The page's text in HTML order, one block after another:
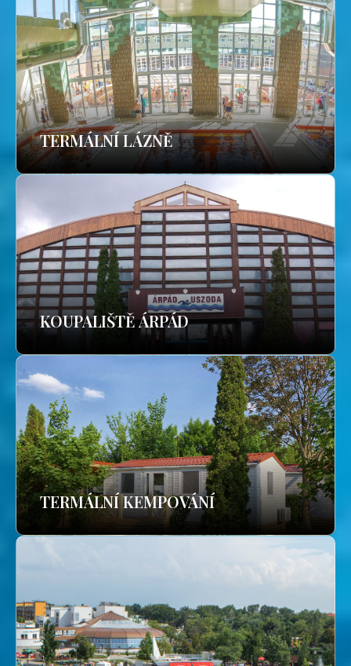
TERMÁLNÍ LÁZNĚ
KOUPALIŠTĚ ÁRPÁD
TERMÁLNÍ KEMPOVÁNÍ